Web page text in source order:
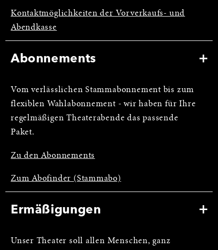
Kontaktmöglichkeiten der Vorverkaufs- und
Abendkasse
Abonnements
Vom verlässlichen Stammabonnement bis zum
flexiblen Wahlabonnement - wir haben für Ihre
regelmäßigen Theaterabende das passende
Paket.
Zu den Abonnements
Zum Abofinder (Stammabo)
Ermäßigungen
Unser Theater soll allen Menschen, ganz